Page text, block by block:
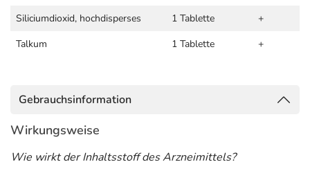
Siliciumdioxid, hochdisperses 1 Tablette
+
Talkum
1 Tablette +
Gebrauchsinformation
Wirkungsweise
Wie wirkt der Inhaltsstoff des Arzneimittels?